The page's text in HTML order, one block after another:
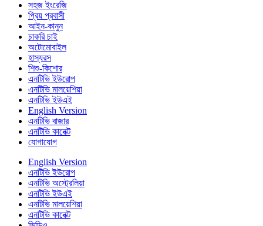
সহজ ইংরেজি
প্রিয় প্রবাসী
আইন-কানুন
চাকরি চাই
অটোমোবাইল
হাস্যরস
শিশু-কিশোর
এনটিভি ইউরোপ
এনটিভি মালয়েশিয়া
এনটিভি ইউএই
English Version
এনটিভি বাজার
এনটিভি কানেক্ট
যোগাযোগ
English Version
এনটিভি ইউরোপ
এনটিভি অস্ট্রেলিয়া
এনটিভি ইউএই
এনটিভি মালয়েশিয়া
এনটিভি কানেক্ট